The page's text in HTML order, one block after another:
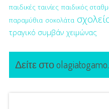
παιδικές ταινίες παιδικός
παραμύθια σοκολάτα
τραγικό συμβάν χειμώνας
Δείτε στο